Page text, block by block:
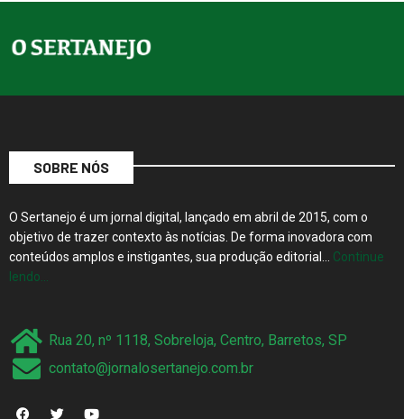
SOBRE NÓS
O Sertanejo é um jornal digital, lançado em abril de 2015, com o
objetivo de trazer contexto às notícias. De forma inovadora com
conteúdos amplos e instigantes, sua produção editorial… Continue
lendo…
Rua 20, nº 1118, Sobreloja, Centro, Barretos, SP
contato@jornalosertanejo.com.br